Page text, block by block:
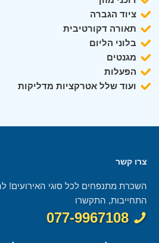
ציוד הגברה
תאורה דקורטיבית
בלוני הליום
מגנטים
הפעלות
ועוד שלל אטרקציות מדליקות
צרו קשר
השכרת מתנפחים לכל סוגי האירועים!
התחייבות, התקשרו
077-9967108